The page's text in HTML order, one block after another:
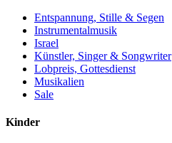
Entspannung, Stille & Segen
Instrumentalmusik
Israel
Künstler, Singer & Songwriter
Lobpreis, Gottesdienst
Musikalien
Sale
Kinder